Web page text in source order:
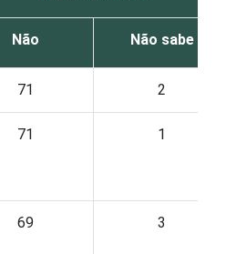
Não Não sabe
71 2
71 1
69 3